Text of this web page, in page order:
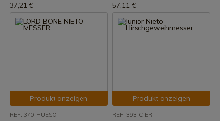
37,21 € 57,11 €
Produkt anzeigen
REF: 370-HUESO
Produkt anzeigen
REF: 393-CIER